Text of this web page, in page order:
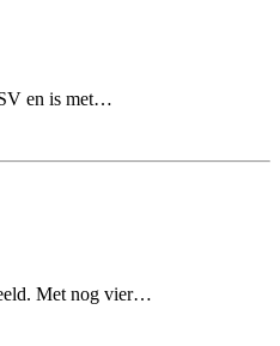
en is met…
Met nog vier…